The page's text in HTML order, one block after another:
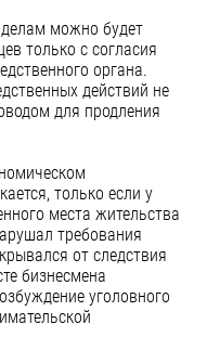
можно будет
только с согласия
органа.
действий не
для продления
только если у
места жительства
требования
от следствия
бизнесмена
уголовного